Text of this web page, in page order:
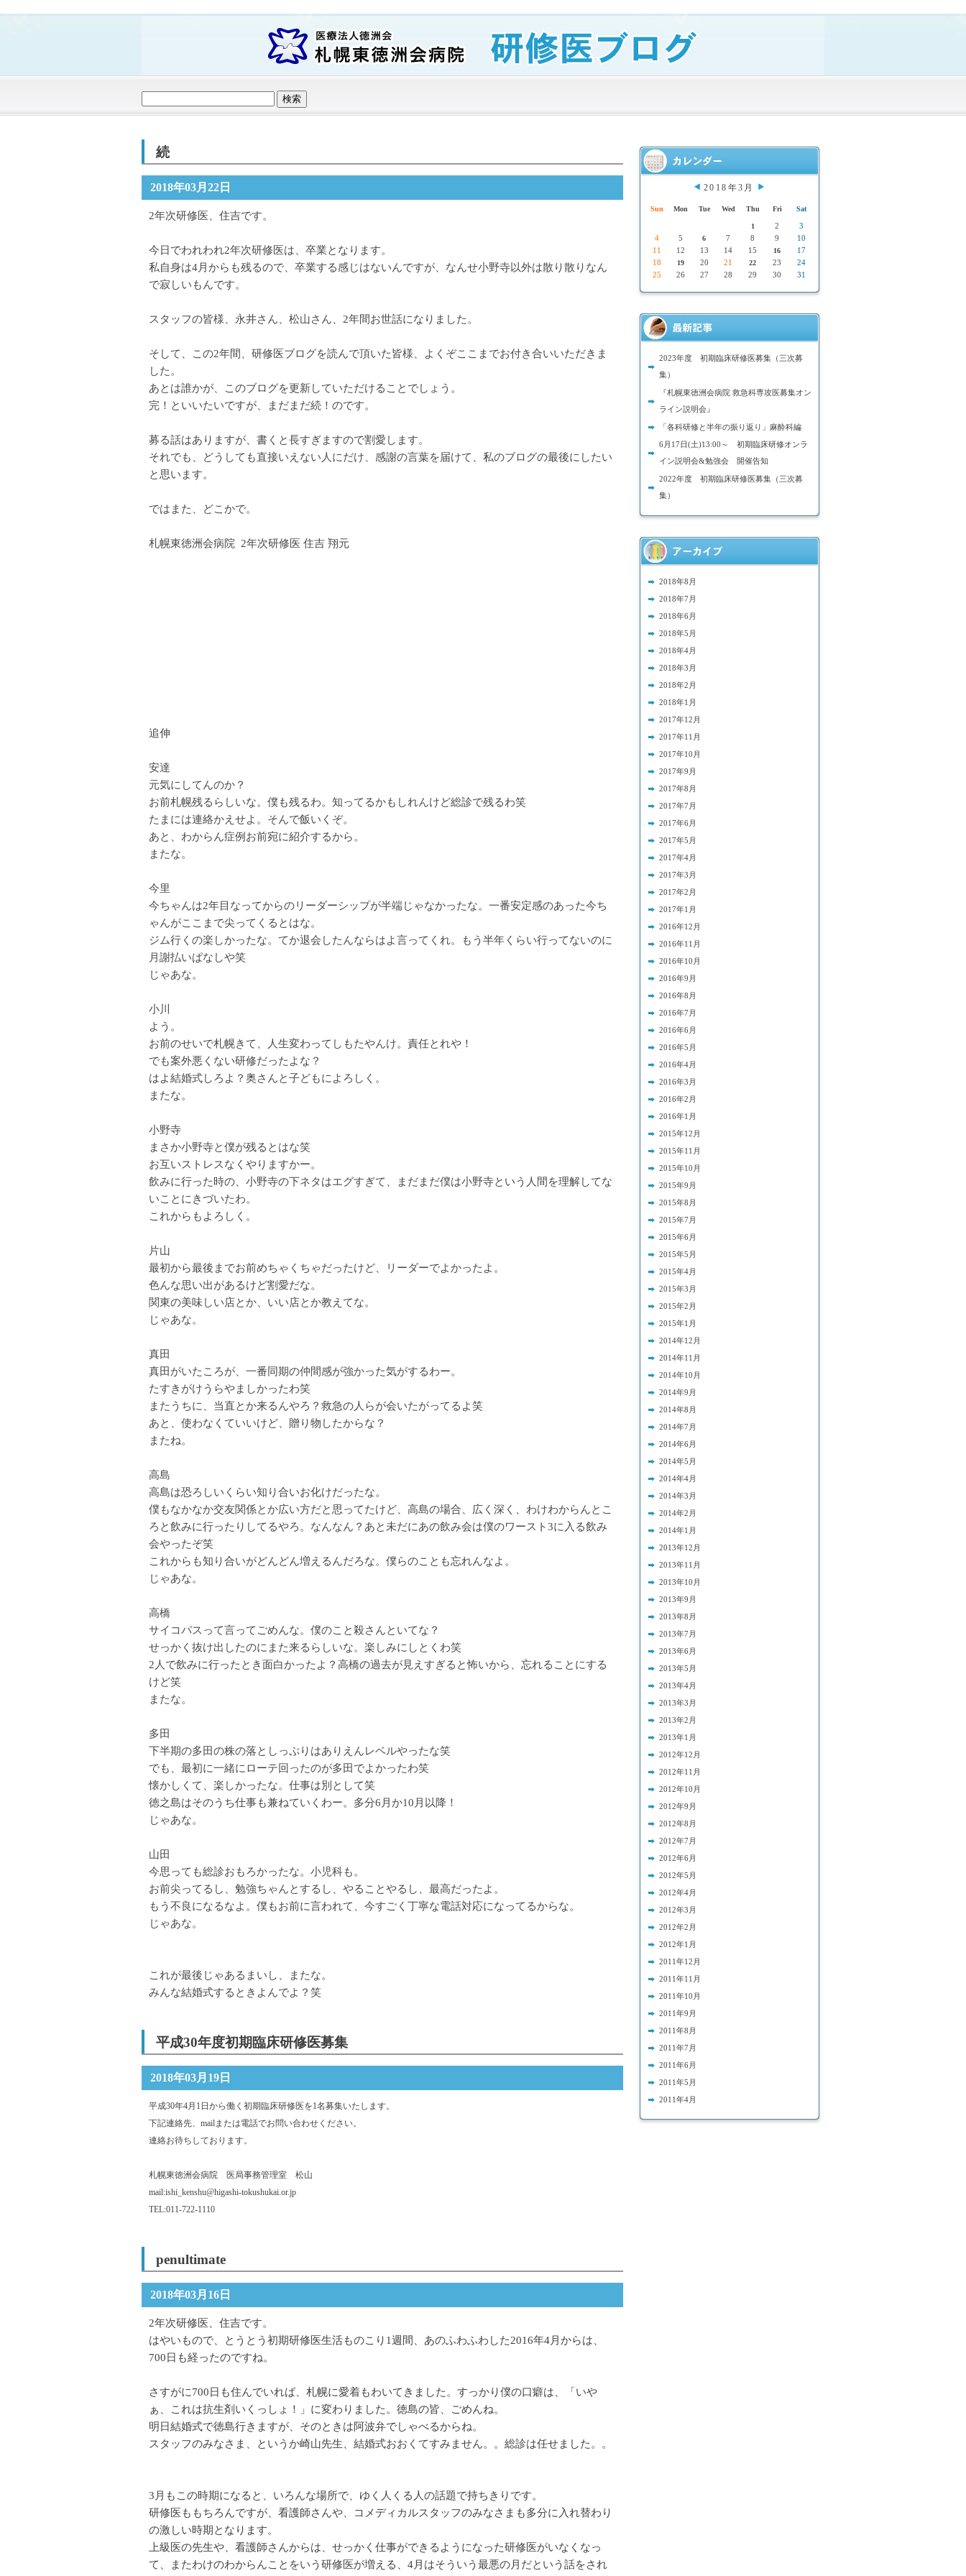
続
2018年03月22日
2年次研修医、住吉です。
今日でわれわれ2年次研修医は、卒業となります。
私自身は4月からも残るので、卒業する感じはないんですが、なんせ小野寺以外は散り散りなん
で寂しいもんです。
スタッフの皆様、永井さん、松山さん、2年間お世話になりました。
そして、この2年間、研修医ブログを読んで頂いた皆様、よくぞここまでお付き合いいただきま
した。
あとは誰かが、このブログを更新していただけることでしょう。
完！といいたいですが、まだまだ続！のです。
募る話はありますが、書くと長すぎますので割愛します。
それでも、どうしても直接いえない人にだけ、感謝の言葉を届けて、私のブログの最後にしたい
と思います。
ではまた、どこかで。
札幌東徳洲会病院 2年次研修医 住吉 翔元
追伸
安達
元気にしてんのか？
お前札幌残るらしいな。僕も残るわ。知ってるかもしれんけど総診で残るわ笑
たまには連絡かえせよ。そんで飯いくぞ。
あと、わからん症例お前宛に紹介するから。
またな。
今里
今ちゃんは2年目なってからのリーダーシップが半端じゃなかったな。一番安定感のあった今ち
ゃんがここまで尖ってくるとはな。
ジム行くの楽しかったな。てか退会したんならはよ言ってくれ。もう半年くらい行ってないのに
月謝払いぱなしや笑
じゃあな。
小川
よう。
お前のせいで札幌きて、人生変わってしもたやんけ。責任とれや！
でも案外悪くない研修だったよな？
はよ結婚式しろよ？奥さんと子どもによろしく。
またな。
小野寺
まさか小野寺と僕が残るとはな笑
お互いストレスなくやりますかー。
飲みに行った時の、小野寺の下ネタはエグすぎて、まだまだ僕は小野寺という人間を理解してな
いことにきづいたわ。
これからもよろしく。
片山
最初から最後までお前めちゃくちゃだったけど、リーダーでよかったよ。
色んな思い出があるけど割愛だな。
関東の美味しい店とか、いい店とか教えてな。
じゃあな。
真田
真田がいたころが、一番同期の仲間感が強かった気がするわー。
たすきがけうらやましかったわ笑
またうちに、当直とか来るんやろ？救急の人らが会いたがってるよ笑
あと、使わなくていいけど、贈り物したからな？
またね。
高島
高島は恐ろしいくらい知り合いお化けだったな。
僕もなかなか交友関係とか広い方だと思ってたけど、高島の場合、広く深く、わけわからんとこ
ろと飲みに行ったりしてるやろ。なんなん？あと未だにあの飲み会は僕のワースト3に入る飲み
会やったぞ笑
これからも知り合いがどんどん増えるんだろな。僕らのことも忘れんなよ。
じゃあな。
高橋
サイコパスって言ってごめんな。僕のこと殺さんといてな？
せっかく抜け出したのにまた来るらしいな。楽しみにしとくわ笑
2人で飲みに行ったとき面白かったよ？高橋の過去が見えすぎると怖いから、忘れることにする
けど笑
またな。
多田
下半期の多田の株の落としっぷりはありえんレベルやったな笑
でも、最初に一緒にローテ回ったのが多田でよかったわ笑
懐かしくて、楽しかったな。仕事は別として笑
徳之島はそのうち仕事も兼ねていくわー。多分6月か10月以降！
じゃあな。
山田
今思っても総診おもろかったな。小児科も。
お前尖ってるし、勉強ちゃんとするし、やることやるし、最高だったよ。
もう不良になるなよ。僕もお前に言われて、今すごく丁寧な電話対応になってるからな。
じゃあな。
これが最後じゃあるまいし、またな。
みんな結婚式するときよんでよ？笑
平成30年度初期臨床研修医募集
2018年03月19日
平成30年4月1日から働く初期臨床研修医を1名募集いたします。
下記連絡先、mailまたは電話でお問い合わせください。
連絡お待ちしております。
札幌東徳洲会病院 医局事務管理室 松山
mail:ishi_kenshu@higashi-tokushukai.or.jp
TEL:011-722-1110
penultimate
2018年03月16日
2年次研修医、住吉です。
はやいもので、とうとう初期研修医生活ものこり1週間、あのふわふわした2016年4月からは、
700日も経ったのですね。
さすがに700日も住んでいれば、札幌に愛着もわいてきました。すっかり僕の口癖は、「いや
ぁ、これは抗生剤いくっしょ！」に変わりました。徳島の皆、ごめんね。
明日結婚式で徳島行きますが、そのときは阿波弁でしゃべるからね。
スタッフのみなさま、というか崎山先生、結婚式おおくてすみません。。総診は任せました。。
3月もこの時期になると、いろんな場所で、ゆく人くる人の話題で持ちきりです。
研修医ももちろんですが、看護師さんや、コメディカルスタッフのみなさまも多分に入れ替わり
の激しい時期となります。
上級医の先生や、看護師さんからは、せっかく仕事ができるようになった研修医がいなくなっ
て、またわけのわからんことをいう研修医が増える、4月はそういう最悪の月だという話をされ
2018年3月
Sun Mon Tue Wed Thu Fri Sat
1 2
3
4
5 6 7 8 9
10
11
12 13 14 15 16
17
18
19 20 21 22 23
24
25
26 27 28 29 30 31
2023年度 初期臨床研修医募集（三次募
集）
『札幌東徳洲会病院 救急科専攻医募集オン
ライン説明会』
「各科研修と半年の振り返り」麻酔科編
6月17日(土)13:00～ 初期臨床研修オンラ
イン説明会&勉強会 開催告知
2022年度 初期臨床研修医募集（三次募
集）
2018年8月
2018年7月
2018年6月
2018年5月
2018年4月
2018年3月
2018年2月
2018年1月
2017年12月
2017年11月
2017年10月
2017年9月
2017年8月
2017年7月
2017年6月
2017年5月
2017年4月
2017年3月
2017年2月
2017年1月
2016年12月
2016年11月
2016年10月
2016年9月
2016年8月
2016年7月
2016年6月
2016年5月
2016年4月
2016年3月
2016年2月
2016年1月
2015年12月
2015年11月
2015年10月
2015年9月
2015年8月
2015年7月
2015年6月
2015年5月
2015年4月
2015年3月
2015年2月
2015年1月
2014年12月
2014年11月
2014年10月
2014年9月
2014年8月
2014年7月
2014年6月
2014年5月
2014年4月
2014年3月
2014年2月
2014年1月
2013年12月
2013年11月
2013年10月
2013年9月
2013年8月
2013年7月
2013年6月
2013年5月
2013年4月
2013年3月
2013年2月
2013年1月
2012年12月
2012年11月
2012年10月
2012年9月
2012年8月
2012年7月
2012年6月
2012年5月
2012年4月
2012年3月
2012年2月
2012年1月
2011年12月
2011年11月
2011年10月
2011年9月
2011年8月
2011年7月
2011年6月
2011年5月
2011年4月